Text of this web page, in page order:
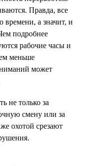
Правда, все
времени, а значит, и
подробнее
рабочие часы и
меньше
может
не только за
смену или за
охотой срезают